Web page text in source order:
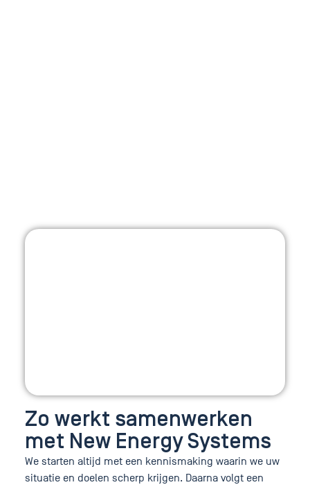
Zo werkt samenwerken
met New Energy Systems
We starten altijd met een kennismaking waarin we uw
situatie en doelen scherp krijgen. Daarna volgt een